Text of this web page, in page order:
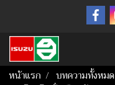
หน้าแรก บทความทั้งหมด